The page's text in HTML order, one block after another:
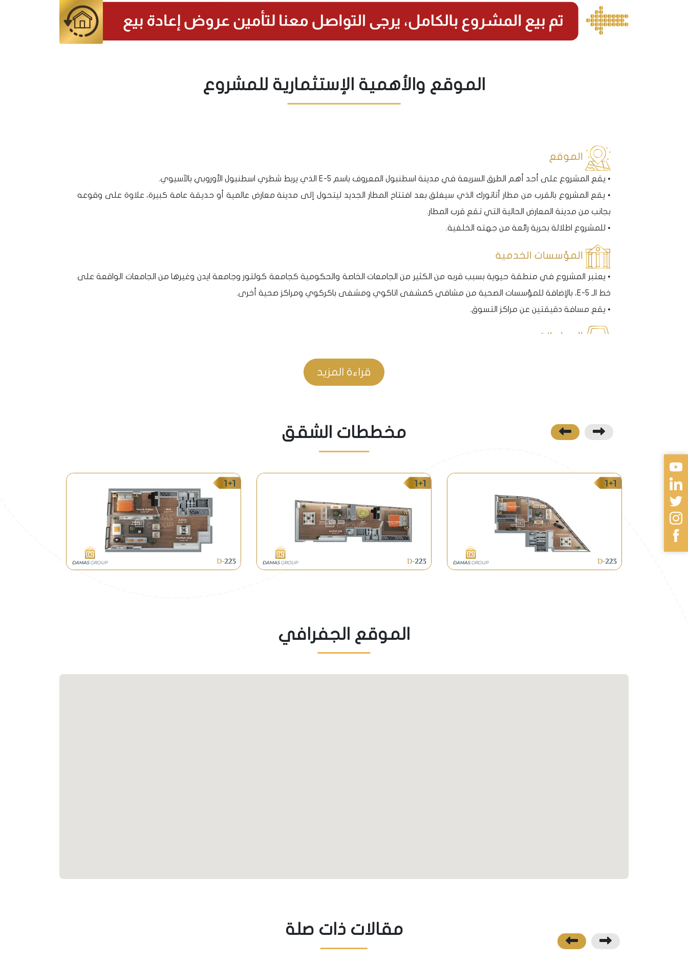
الموقع والأهمية الإستثمارية للمشروع
الموقع
• يقع المشروع على أحد أهم الطرق السريعة في مدينة اسطنبول المعروف باسم E-5 الذي يربط شطري اسطنبول الأوروبي بالآسيوي.
• يقع المشروع بالقرب من مطار أتاتورك الذي سيغلق بعد افتتاح المطار الجديد ليتحول إلى مدينة معارض عالمية أو حديقة عامة كبيرة، علاوة على وقوعه
بجانب من مدينة المعارض الحالية التي تقع قرب المطار.
• للمشروع اطلالة بحرية رائعة من جهته الخلفية.
المؤسسات الخدمية
• يعتبر المشروع في منطقة حيوية بسبب قربه من الكثير من الجامعات الخاصة والحكومية كجامعة كولتور وجامعة ايدن وغيرها من الجامعات الواقعة على
خط الـ E-5، بالإضافة للمؤسسات الصحية من مشافي كمشفى اتاكوي ومشفى باكركوي ومراكز صحية أخرى.
• يقع مسافة دقيقتين عن مراكز التسوق.
المواصلات
للطرف الاسيوي ومناطق تقسيم ومجيدية كوي، بالإضافة لتوفر الباصات بكثرة.
يتطور اكثر واكثر مع مرور كل عام بشبكة مواصلاته ومشاريعه السكنية ومراكز العمل والفنادق وميادين المعارض ونقاط التسوق .
قراءة المزيد
مخططات الشقق
الموقع الجفرافي
مقالات ذات صلة